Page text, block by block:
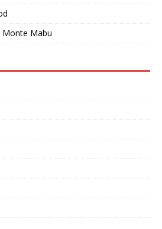
Monte Mabu